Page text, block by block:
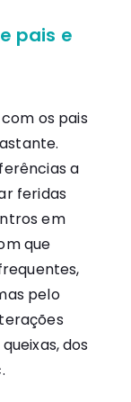
pais e
os pais
a
feridas
em
que
pelo
dos